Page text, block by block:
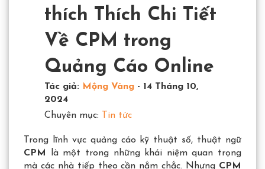
thích Thích Chi Tiết
Về CPM trong
Quảng Cáo Online
Tác giả: Mộng Vàng - 14 Tháng 10,
2024
Chuyên mục: Tin tức
Trong lĩnh vực quảng cáo kỹ thuật số, thuật ngữ
CPM
là một trong những khái niệm quan trọng
mà các nhà tiếp theo cần nắm chắc. Nhưng CPM